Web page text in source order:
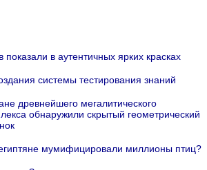
показали в аутентичных ярких красках
системы тестирования знаний
древнейшего мегалитического
обнаружили скрытый геометрический
мумифицировали миллионы птиц?